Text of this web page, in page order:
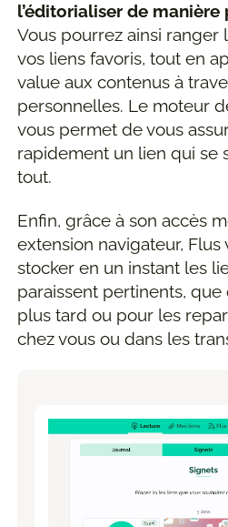
l’éditorialiser de
Vous pourrez ainsi
vos liens favoris, tout en
value aux contenus à
personnelles. Le moteur
vous permet de vous
rapidement un lien qui se
tout.
Enfin, grâce à son accès
extension navigateur,
stocker en un instant les
paraissent pertinents,
plus tard ou pour les
chez vous ou dans les